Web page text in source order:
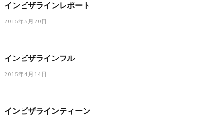
インビザラインレポート
2015年5月20日
インビザラインフル
2015年4月14日
インビザラインティーン